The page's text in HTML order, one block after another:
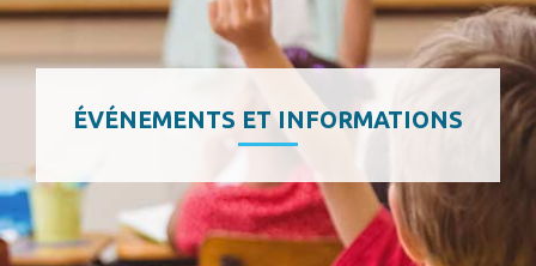
ÉVÉNEMENTS ET INFORMATIONS